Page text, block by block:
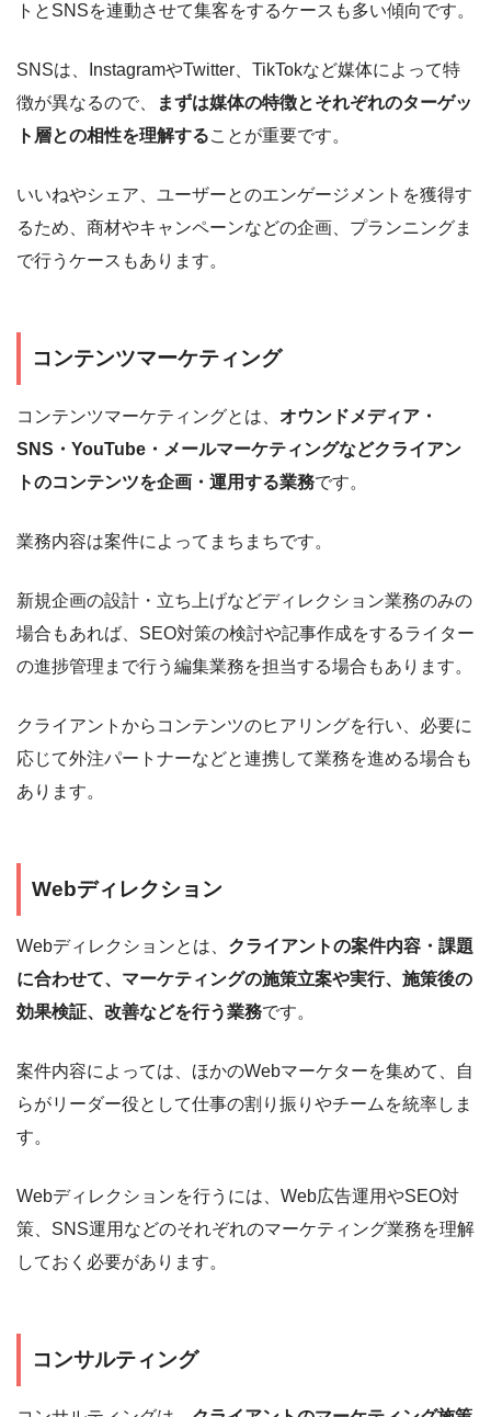
トとSNSを連動させて集客をするケースも多い傾向です。
SNSは、InstagramやTwitter、TikTokなど媒体によって特
徴が異なるので、
まずは媒体の特徴とそれぞれのターゲッ
ト層との相性を理解することが重要です。
いいねやシェア、ユーザーとのエンゲージメントを獲得す
るため、商材やキャンペーンなどの企画、プランニングま
で行うケースもあります。
コンテンツマーケティング
コンテンツマーケティングとは、 オウンドメディア・
SNS・YouTube・メールマーケティングなどクライアン
トのコンテンツを企画・運用する業務です。
業務内容は案件によってまちまちです。
新規企画の設計・立ち上げなどディレクション業務のみの
場合もあれば、SEO対策の検討や記事作成をするライター
の進捗管理まで行う編集業務を担当する場合もあります。
クライアントからコンテンツのヒアリングを行い、必要に
応じて外注パートナーなどと連携して業務を進める場合も
あります。
Webディレクション
Webディレクションとは、 クライアントの案件内容・課題
に合わせて、マーケティングの施策立案や実行、施策後の
効果検証、改善などを行う業務です。
案件内容によっては、ほかのWebマーケターを集めて、自
らがリーダー役として仕事の割り振りやチームを統率しま
す。
Webディレクションを行うには、Web広告運用やSEO対
策、SNS運用などのそれぞれのマーケティング業務を理解
しておく必要があります。
コンサルティング